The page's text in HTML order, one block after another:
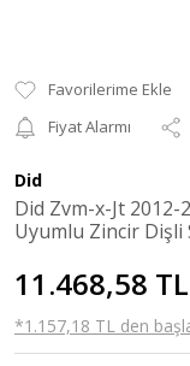
Fiyat Alarmı
Did
Did Zvm-x-Jt 2012-
Uyumlu Zincir Dişli
11.468,58 TL
*1.157,18 TL den